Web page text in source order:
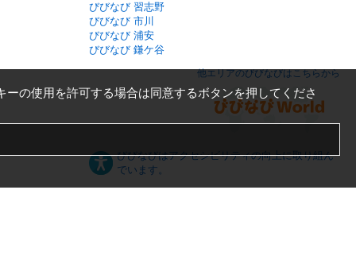
びびなび 習志野
びびなび 市川
びびなび 浦安
びびなび 鎌ケ谷
他エリアのびびなびはこちらから
びびなびはアクセシビリティの向上に取り組ん
でいます。
ーの使用を許可する場合は同意するボタンを押してくださ